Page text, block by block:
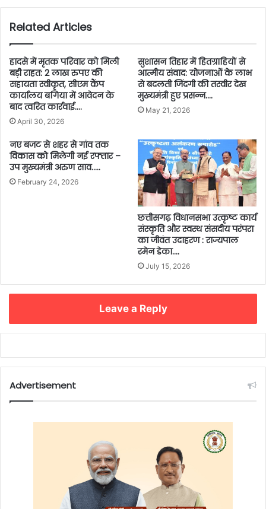
Related Articles
हादसे में मृतक परिवार को मिली
बड़ी राहत: 2 लाख रुपए की
सहायता स्वीकृत, सीएम कैंप
कार्यालय बगिया में आवेदन के
बाद त्वरित कार्रवाई….
April 30, 2026
सुशासन तिहार में हितग्राहियों से
आत्मीय संवाद: योजनाओं के लाभ
से बदलती जिंदगी की तस्वीर देख
मुख्यमंत्री हुए प्रसन्न….
May 21, 2026
नए बजट से शहर से गांव तक
विकास को मिलेगी नई रफ्तार –
उप मुख्यमंत्री अरुण साव…..
February 24, 2026
छत्तीसगढ़ विधानसभा उत्कृष्ट कार्य
संस्कृति और स्वस्थ संसदीय परंपरा
का जीवंत उदाहरण : राज्यपाल
रमेन डेका….
July 15, 2026
Leave a Reply
Advertisement